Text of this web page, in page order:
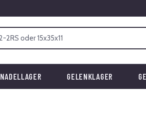
NADELLAGER GELENKLAGER